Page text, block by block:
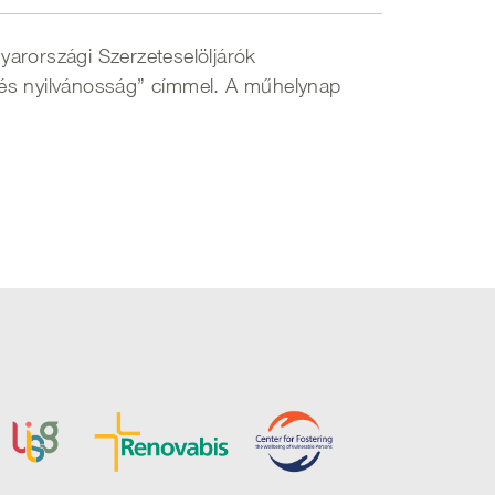
Szerzeteselöljárók
nyilvánosság” címmel. A műhelynap